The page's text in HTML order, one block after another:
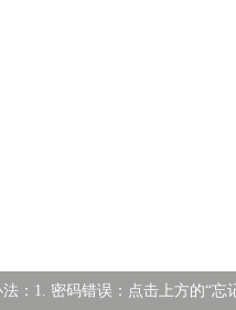
：1. 密码错误：点击上方的“忘